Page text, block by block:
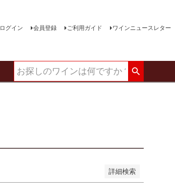
ログイン 会員登録 ご利用ガイド ワインニュースレター
詳細検索